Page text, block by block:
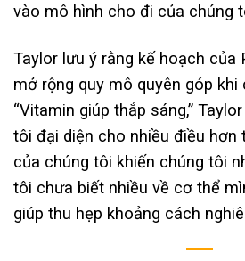
vào mô hình cho đi của chúng
Taylor lưu ý rằng kế hoạch của
mở rộng quy mô quyên góp khi
“Vitamin giúp thắp sáng,”
tôi đại diện cho nhiều điều hơn
của chúng tôi khiến chúng tôi
tôi chưa biết nhiều về cơ thể
giúp thu hẹp khoảng cách